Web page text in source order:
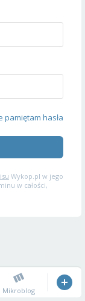
pamiętam hasła
Wykop.pl w jego
w całości,
Mikroblog